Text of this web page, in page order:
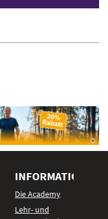
INFORMATIONEN
Die Academy
Lehr- und